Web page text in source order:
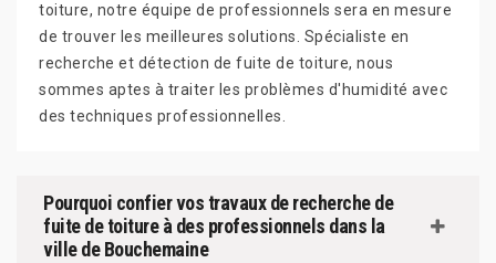
toiture, notre équipe de professionnels sera en mesure
de trouver les meilleures solutions. Spécialiste en
recherche et détection de fuite de toiture, nous
sommes aptes à traiter les problèmes d'humidité avec
des techniques professionnelles.
Pourquoi confier vos travaux de recherche de
fuite de toiture à des professionnels dans la
ville de Bouchemaine